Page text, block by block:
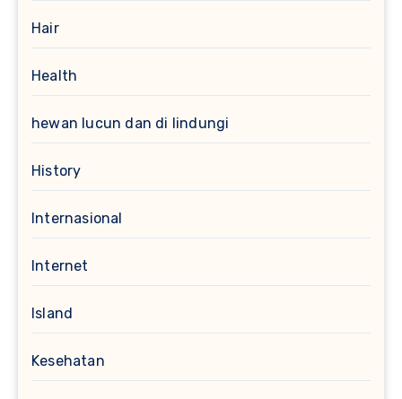
Hair
Health
hewan lucun dan di lindungi
History
Internasional
Internet
Island
Kesehatan